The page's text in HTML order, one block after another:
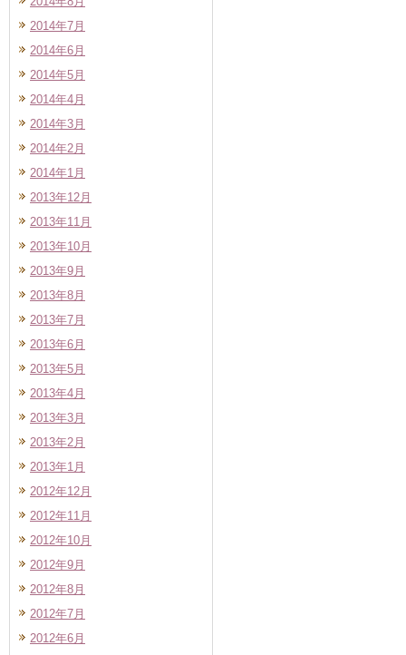
2014年7月
2014年6月
2014年5月
2014年4月
2014年3月
2014年2月
2014年1月
2013年12月
2013年11月
2013年10月
2013年9月
2013年8月
2013年7月
2013年6月
2013年5月
2013年4月
2013年3月
2013年2月
2013年1月
2012年12月
2012年11月
2012年10月
2012年9月
2012年8月
2012年7月
2012年6月